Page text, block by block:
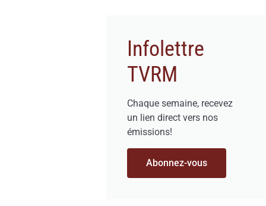
Infolettre
TVRM
Chaque semaine, recevez
un lien direct vers nos
émissions!
Abonnez-vous